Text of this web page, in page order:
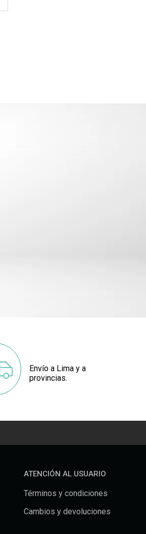
Envío a Lima y a
provincias.
ATENCIÓN AL USUARIO
Términos y condiciones
Cambios y devoluciones